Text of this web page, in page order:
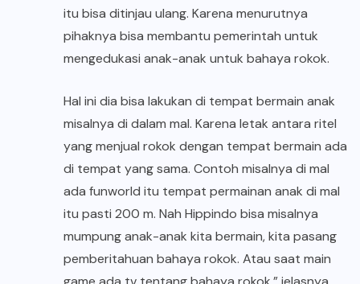
itu bisa ditinjau ulang. Karena menurutnya
pihaknya bisa membantu pemerintah untuk
mengedukasi anak-anak untuk bahaya rokok.
Hal ini dia bisa lakukan di tempat bermain anak
misalnya di dalam mal. Karena letak antara ritel
yang menjual rokok dengan tempat bermain ada
di tempat yang sama. Contoh misalnya di mal
ada funworld itu tempat permainan anak di mal
itu pasti 200 m. Nah Hippindo bisa misalnya
mumpung anak-anak kita bermain, kita pasang
pemberitahuan bahaya rokok. Atau saat main